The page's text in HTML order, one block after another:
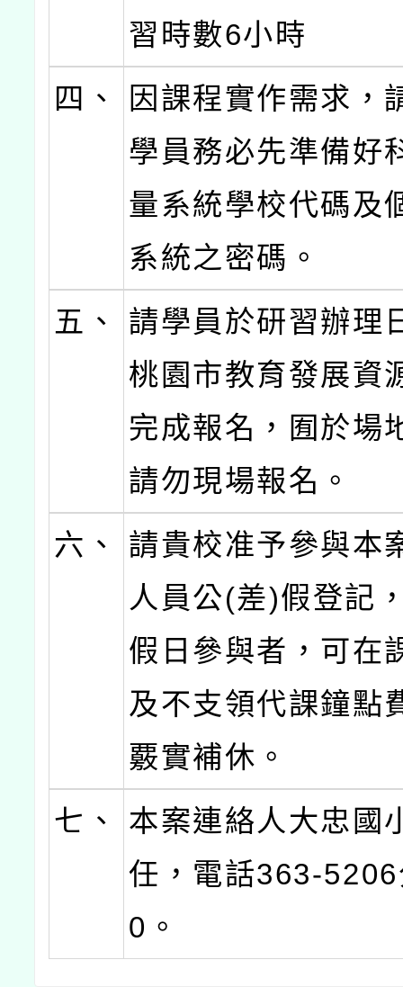
習時數6小時
四、
因課程實作需求，
學員務必先準備好
量系統學校代碼及
系統之密碼。
五、
請學員於研習辦理
桃園市教育發展資
完成報名，囿於場
請勿現場報名。
六、
請貴校准予參與本
人員公(差)假登記
假日參與者，可在
及不支領代課鐘點
覈實補休。
七、
本案連絡人大忠國
任，電話363-
0。